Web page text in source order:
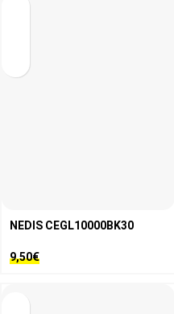
NEDIS CEGL10000BK30
9,50€